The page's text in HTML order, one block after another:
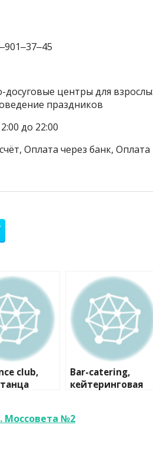
досуговые центры для
праздников
до 22:00
Оплата через банк, Оплата
club,
Bar-catering,
кейтеринговая
№2